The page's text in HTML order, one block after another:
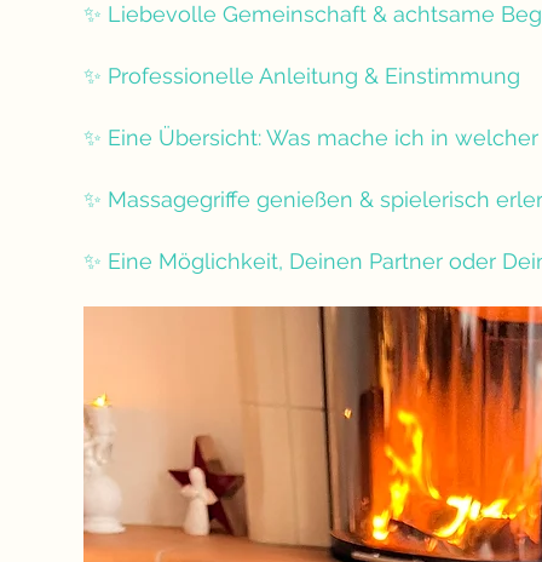
✨ Liebevolle Gemeinschaft & achtsame
✨ Professionelle Anleitung & Einstimmung
✨ Eine Übersicht: Was mache ich in
✨ Massagegriffe genießen & spielerisch
✨ Eine Möglichkeit, Deinen Partner oder